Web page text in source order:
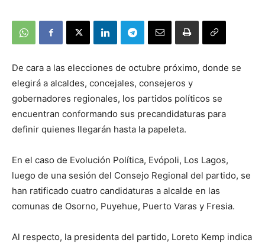
De cara a las elecciones de octubre próximo, donde se
elegirá a alcaldes, concejales, consejeros y
gobernadores regionales, los partidos políticos se
encuentran conformando sus precandidaturas para
definir quienes llegarán hasta la papeleta.
En el caso de Evolución Política, Evópoli, Los Lagos,
luego de una sesión del Consejo Regional del partido, se
han ratificado cuatro candidaturas a alcalde en las
comunas de Osorno, Puyehue, Puerto Varas y Fresia.
Al respecto, la presidenta del partido, Loreto Kemp indica